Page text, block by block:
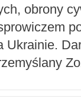
obrony